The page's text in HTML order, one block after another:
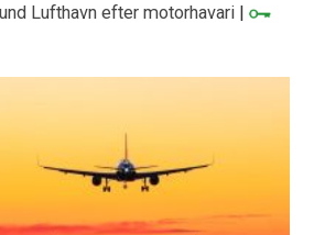
Lufthavn efter motorhavari |